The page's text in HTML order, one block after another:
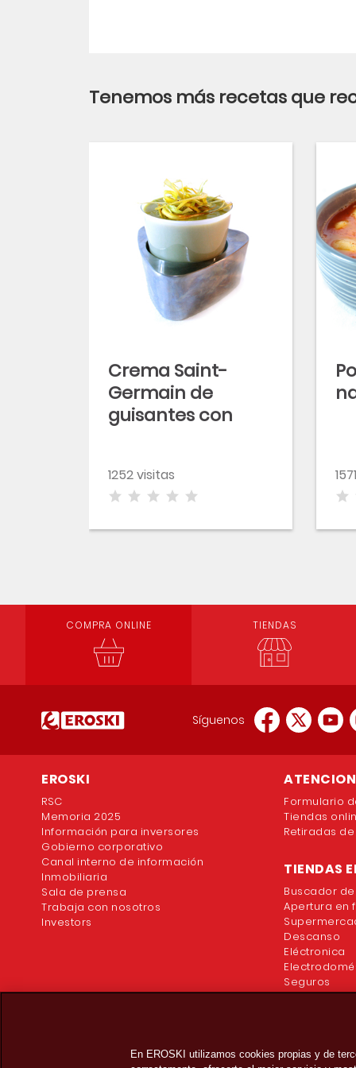
Tenemos más recetas que
Crema Saint-
Germain de
guisantes con
1252 visitas
COMPRA ONLINE TIENDAS
Síguenos
EROSKI
RSC
Memoria 2025
Información para inversores
Gobierno corporativo
Canal interno de información
Inmobiliaria
Sala de prensa
Trabaja con nosotros
Investors
Formulario
Tiendas
Retiradas
TIENDAS
Buscador
Apertura en
Descanso
Eléctronica
Seguros
En EROSKI utilizamos cookies propias y de